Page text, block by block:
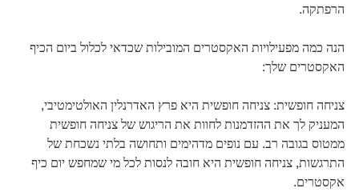
הרפתקה.
הנה כמה מפעילויות האקסטרים המובילות שכדאי לכלול ביום הכיף
האקסטרים שלך:
צניחה חופשית: צניחה חופשית היא פרץ האדרנלין האולטימטיבי,
המעניק לך את ההזדמנות לחוות את הריגוש של צניחה חופשית
ממטוס בגובה רב. עם נופים מדהימים ותחושה בלתי נשכחת של
התרגשות, צניחה חופשית היא חובה לנסות לכל מי שמחפש יום כיף
אקסטרים.